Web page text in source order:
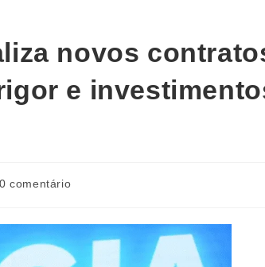
novos
e
0 comentário